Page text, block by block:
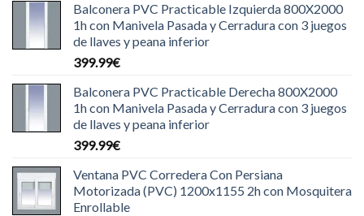
Balconera PVC Practicable Izquierda 800X2000
1h con Manivela Pasada y Cerradura con 3 juegos
de llaves y peana inferior
399.99€
Balconera PVC Practicable Derecha 800X2000
1h con Manivela Pasada y Cerradura con 3 juegos
de llaves y peana inferior
399.99€
Ventana PVC Corredera Con Persiana
Motorizada (PVC) 1200x1155 2h con Mosquitera
Enrollable